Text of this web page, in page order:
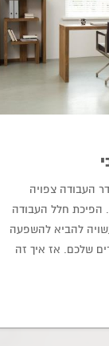
העבודה צפויה
חלל העבודה
להביא להשפעה
שלכם. אז איך זה